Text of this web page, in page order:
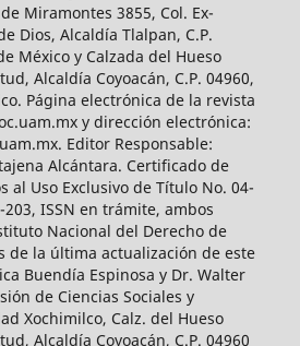
Miramontes 3855, Col. Ex-
Dios, Alcaldía Tlalpan, C.P.
México y Calzada del Hueso
Alcaldía Coyoacán, C.P. 04960,
Página electrónica de la revista
y dirección electrónica:
Editor Responsable:
Alcántara. Certificado de
al Uso Exclusivo de Título No. 04-
203, ISSN en trámite, ambos
Nacional del Derecho de
de la última actualización de este
Buendía Espinosa y Dr. Walter
de Ciencias Sociales y
Xochimilco, Calz. del Hueso
Alcaldía Coyoacán, C.P. 04960